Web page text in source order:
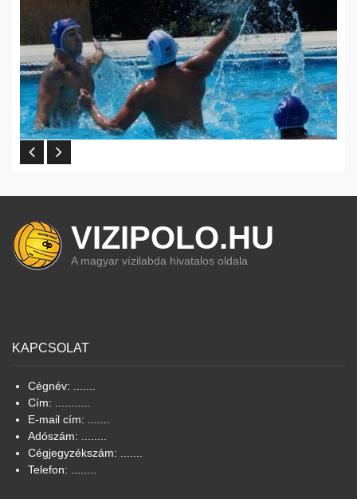
VIZIPOLO.HU
A magyar vízilabda hivatalos oldala
KAPCSOLAT
Cégnév: .......
Cím: ...........
E-mail cím: .......
Adószám: ........
Cégjegyzékszám: .......
Telefon: ........